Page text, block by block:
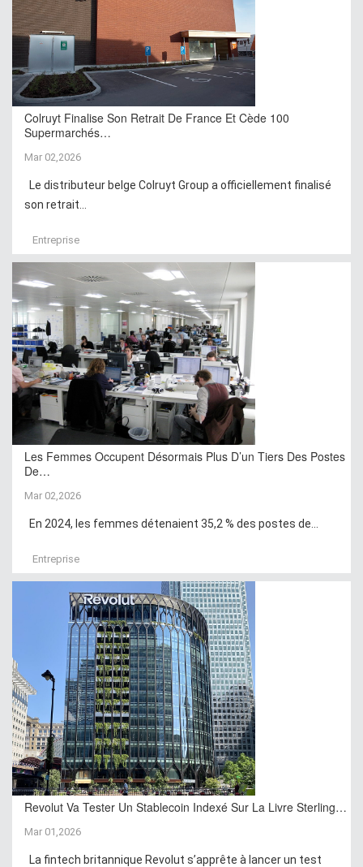
Colruyt Finalise Son Retrait De France Et Cède 100
Supermarchés…
Mar 02,2026
Le distributeur belge Colruyt Group a officiellement finalisé
son retrait...
Entreprise
Les Femmes Occupent Désormais Plus D’un Tiers Des Postes
De…
Mar 02,2026
En 2024, les femmes détenaient 35,2 % des postes de...
Entreprise
Revolut Va Tester Un Stablecoin Indexé Sur La Livre Sterling…
Mar 01,2026
La fintech britannique Revolut s’apprête à lancer un test